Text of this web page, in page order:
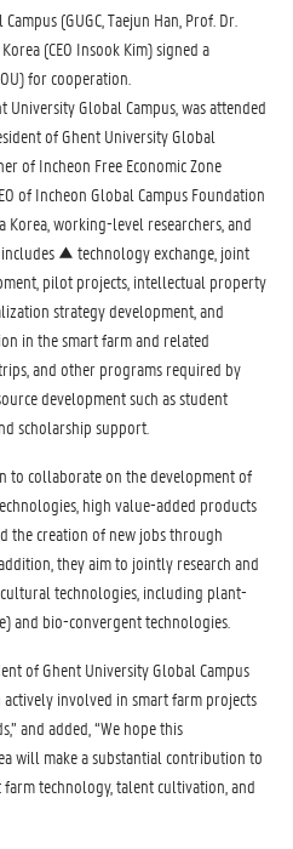
(GUGC, Taejun Han, Prof. Dr.
(CEO Insook Kim) signed a
for cooperation.
University Global Campus, was attended
of Ghent University Global
of Incheon Free Economic Zone
of Incheon Global Campus Foundation
Korea, working-level researchers, and
▲ technology exchange, joint
pilot projects, intellectual property
strategy development, and
in the smart farm and related
and other programs required by
development such as student
scholarship support.
to collaborate on the development of
high value-added products
the creation of new jobs through
they aim to jointly research and
technologies, including plant-
and bio-convergent technologies.
of Ghent University Global Campus
actively involved in smart farm projects
and added, “We hope this
will make a substantial contribution to
technology, talent cultivation, and